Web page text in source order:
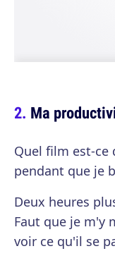
Ma
Quel film est-ce
pendant que je
Deux heures
Faut que je m'y
voir ce qu'il se